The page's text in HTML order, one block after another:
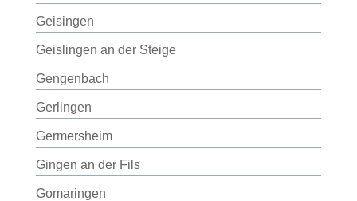
Geisingen
Geislingen an der Steige
Gengenbach
Gerlingen
Germersheim
Gingen an der Fils
Gomaringen